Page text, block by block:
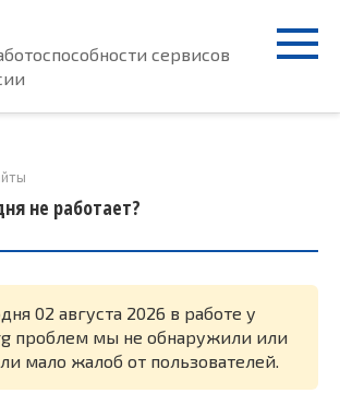
сервисов
не работает?
02 августа 2026 в работе у
проблем мы не обнаружили или
мало жалоб от пользователей.